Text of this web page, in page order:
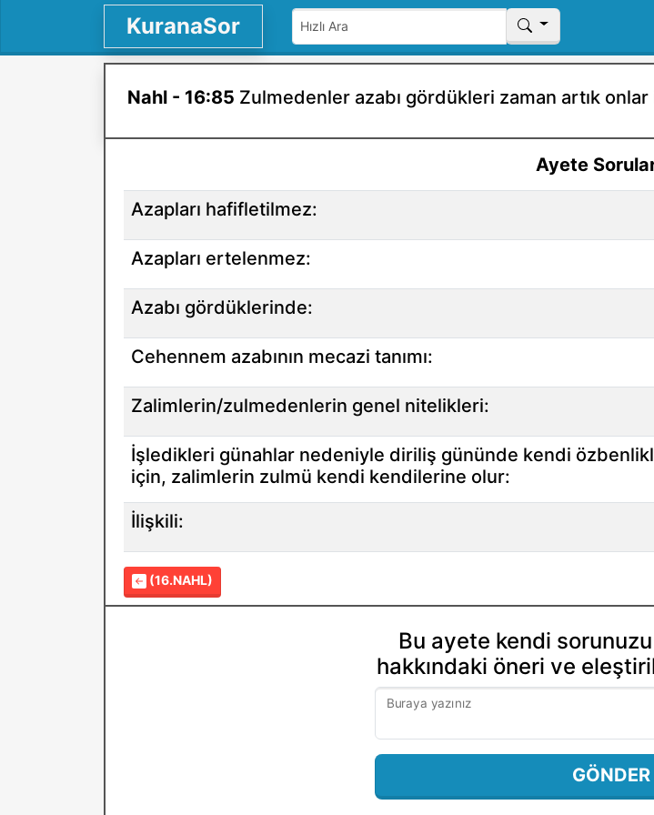
KuranaSor
Nahl - 16:85 Zulmedenler azabı gördükleri zaman artık
Ayete
Azapları hafifletilmez:
Azapları ertelenmez:
Azabı gördüklerinde:
Cehennem azabının mecazi tanımı:
Zalimlerin/zulmedenlerin genel nitelikleri:
İşledikleri günahlar nedeniyle diriliş gününde kendi
için, zalimlerin zulmü kendi kendilerine olur:
İlişkili:
(16.NAHL)
Bu ayete kendi
hakkındaki öneri ve
Buraya yazınız
GÖNDER